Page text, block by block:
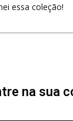
essa coleção!
na sua